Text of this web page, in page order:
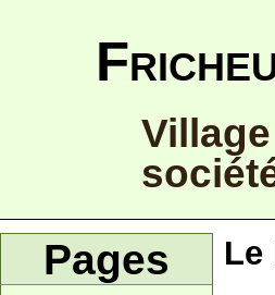
Le
Pages